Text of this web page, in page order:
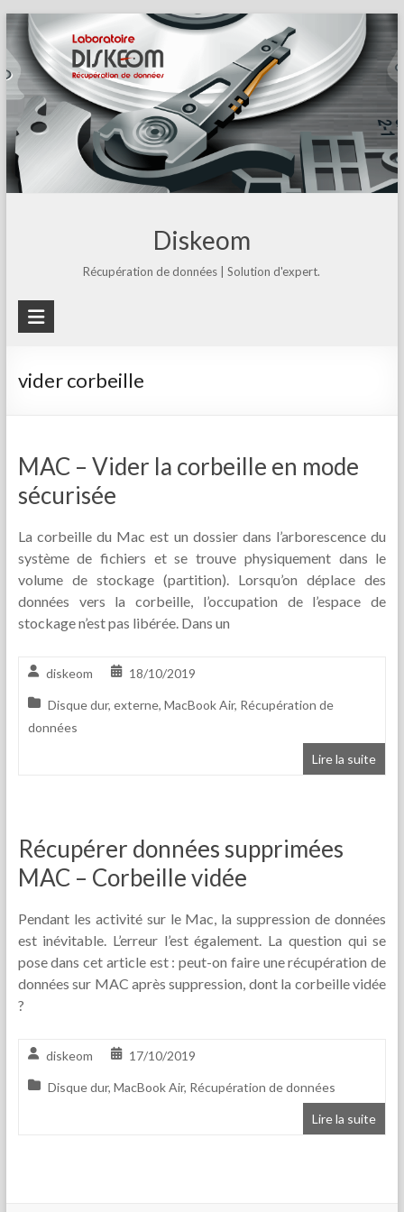
Skip
to
content
Diskeom
Récupération de données | Solution d'expert.
vider corbeille
MAC – Vider la corbeille en mode
sécurisée
La corbeille du Mac est un dossier dans l’arborescence du
système de fichiers et se trouve physiquement dans le
volume de stockage (partition). Lorsqu’on déplace des
données vers la corbeille, l’occupation de l’espace de
stockage n’est pas libérée. Dans un
diskeom 18/10/2019
Disque dur, externe, MacBook Air, Récupération de
données
Lire la suite
Récupérer données supprimées
MAC – Corbeille vidée
Pendant les activité sur le Mac, la suppression de données
est inévitable. L’erreur l’est également. La question qui se
pose dans cet article est : peut-on faire une récupération de
données sur MAC après suppression, dont la corbeille vidée
?
diskeom 17/10/2019
Disque dur, MacBook Air, Récupération de données
Lire la suite